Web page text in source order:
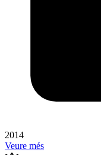
2014
Veure més